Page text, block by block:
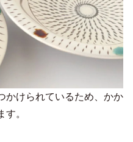
かけられているため、かか
。